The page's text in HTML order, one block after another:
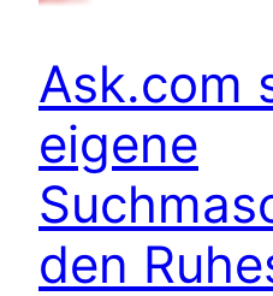
Ask.com
eigene
den